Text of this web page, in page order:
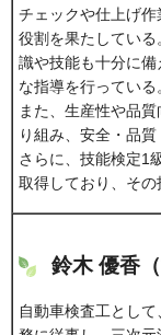
チェックや仕上げ
役割を果たしてい
識や技能も十分に
な指導を行っている
また、生産性や品
り組み、安全・品
さらに、技能検定1
取得しており、その
鈴木 優香
自動車検査工とし